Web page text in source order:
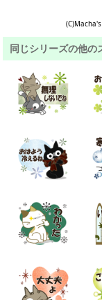
同じシリーズの他の